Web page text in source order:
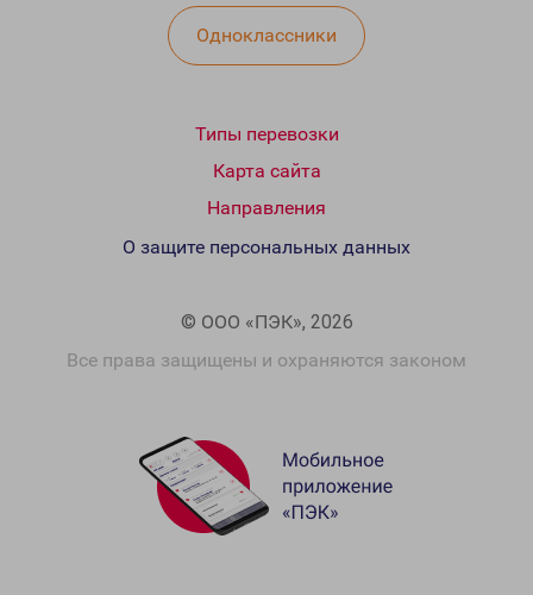
Одноклассники
Типы перевозки
Карта сайта
Направления
© ООО «ПЭК», 2026
Все права защищены и охраняются законом
О защите персональных данных